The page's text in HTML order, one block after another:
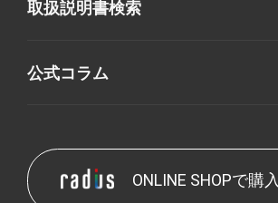
取扱説明書検索
公式コラム
ONLINE SHOPで購入